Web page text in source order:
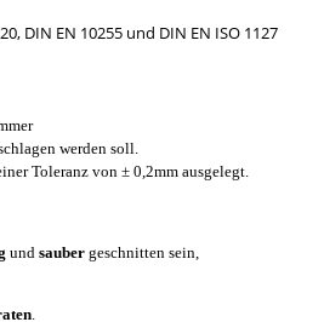
DIN EN 10255 und DIN EN ISO 1127
werden soll.
Toleranz von ± 0,2mm ausgelegt.
und sauber geschnitten sein,
.